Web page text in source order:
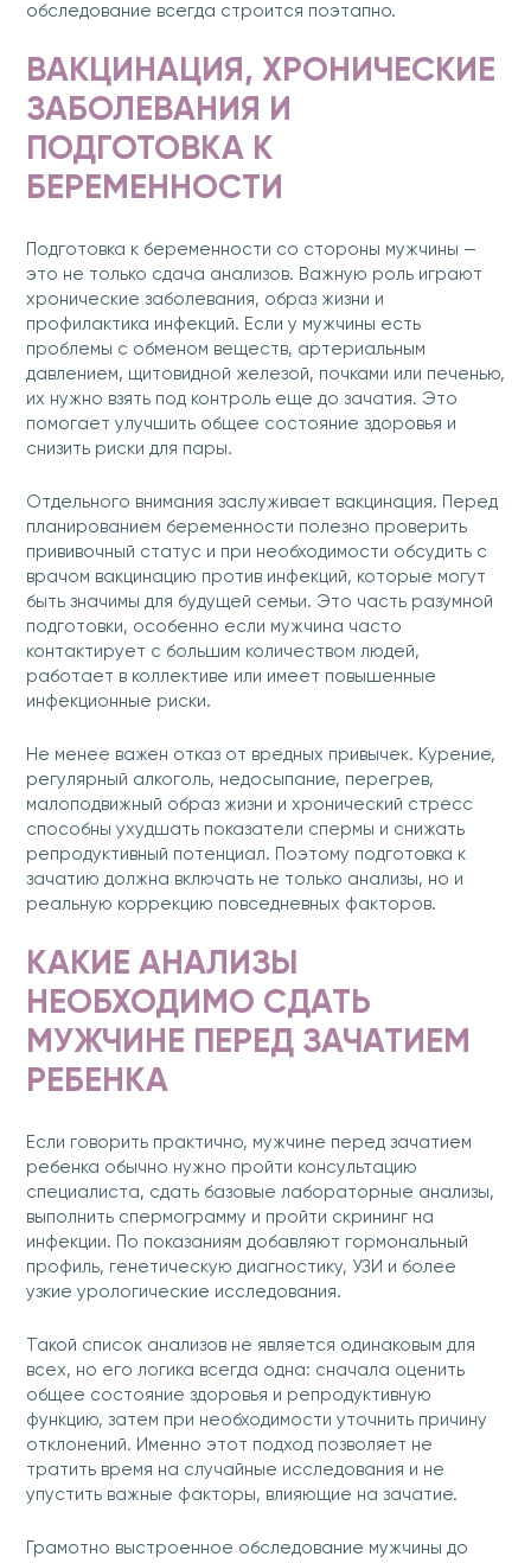
обследование всегда строится поэтапно.
ВАКЦИНАЦИЯ, ХРОНИЧЕСКИЕ
ЗАБОЛЕВАНИЯ И
ПОДГОТОВКА К
БЕРЕМЕННОСТИ
Подготовка к беременности со стороны мужчины —
это не только сдача анализов. Важную роль играют
хронические заболевания, образ жизни и
профилактика инфекций. Если у мужчины есть
проблемы с обменом веществ, артериальным
давлением, щитовидной железой, почками или печенью,
их нужно взять под контроль еще до зачатия. Это
помогает улучшить общее состояние здоровья и
снизить риски для пары.
Отдельного внимания заслуживает вакцинация. Перед
планированием беременности полезно проверить
прививочный статус и при необходимости обсудить с
врачом вакцинацию против инфекций, которые могут
быть значимы для будущей семьи. Это часть разумной
подготовки, особенно если мужчина часто
контактирует с большим количеством людей,
работает в коллективе или имеет повышенные
инфекционные риски.
Не менее важен отказ от вредных привычек. Курение,
регулярный алкоголь, недосыпание, перегрев,
малоподвижный образ жизни и хронический стресс
способны ухудшать показатели спермы и снижать
репродуктивный потенциал. Поэтому подготовка к
зачатию должна включать не только анализы, но и
реальную коррекцию повседневных факторов.
КАКИЕ АНАЛИЗЫ
НЕОБХОДИМО СДАТЬ
МУЖЧИНЕ ПЕРЕД ЗАЧАТИЕМ
РЕБЕНКА
Если говорить практично, мужчине перед зачатием
ребенка обычно нужно пройти консультацию
специалиста, сдать базовые лабораторные анализы,
выполнить спермограмму и пройти скрининг на
инфекции. По показаниям добавляют гормональный
профиль, генетическую диагностику, УЗИ и более
узкие урологические исследования.
Такой список анализов не является одинаковым для
всех, но его логика всегда одна: сначала оценить
общее состояние здоровья и репродуктивную
функцию, затем при необходимости уточнить причину
отклонений. Именно этот подход позволяет не
тратить время на случайные исследования и не
упустить важные факторы, влияющие на зачатие.
Грамотно выстроенное обследование мужчины до